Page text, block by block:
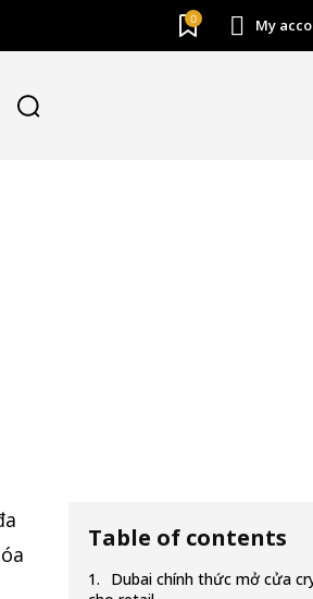
0 My
Table of contents
Dubai chính thức mở cửa